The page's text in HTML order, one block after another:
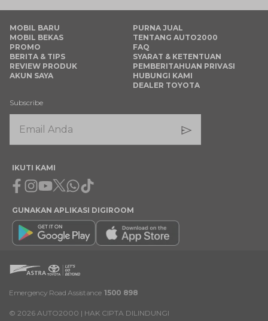
MOBIL BARU
MOBIL BEKAS
PROMO
BERITA & TIPS
REVIEW PRODUK
AKUN SAYA
PURNA JUAL
TENTANG AUTO2000
FAQ
SYARAT & KETENTUAN
PEMBERITAHUAN PRIVASI
HUBUNGI KAMI
DEALER TOYOTA
Subscribe
IKUTI KAMI
Facebook
Instagram
Youtube
X Whatsapp
Tiktok
GUNAKAN APLIKASI DIGIROOM
Emergency Road Assistance 1500 898
© 2026 AUTO2000 | HAK CIPTA DILINDUNGI